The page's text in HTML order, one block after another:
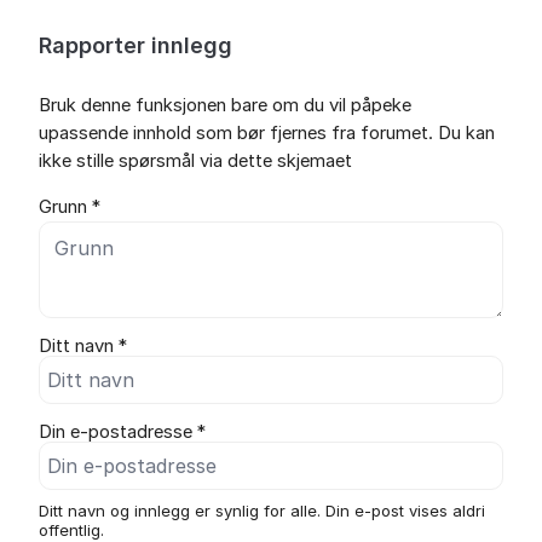
Rapporter innlegg
Bruk denne funksjonen bare om du vil påpeke
upassende innhold som bør fjernes fra forumet. Du kan
ikke stille spørsmål via dette skjemaet
Grunn *
Ditt navn *
Din e-postadresse *
Ditt navn og innlegg er synlig for alle. Din e-post vises aldri
offentlig.